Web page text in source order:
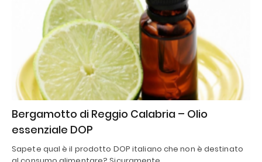
Bergamotto di Reggio Calabria – Olio
essenziale DOP
Sapete qual è il prodotto DOP italiano che non è destinato